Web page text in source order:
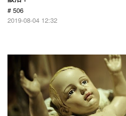
# 506
2019-08-04 12:32